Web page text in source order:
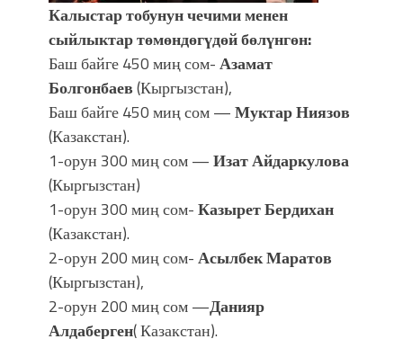
Калыстар тобунун чечими менен
сыйлыктар төмөндөгүдөй бөлүнгөн:
Баш байге 450 миң сом-Азамат
Болгонбаев(Кыргызстан),
Баш байге 450 миң сом —Муктар Ниязов
(Казакстан).
1-орун 300 миң сом —Изат Айдаркулова
(Кыргызстан)
1-орун 300 миң сом-Казырет Бердихан
(Казакстан).
2-орун 200 миң сом-Асылбек Маратов
(Кыргызстан),
2-орун 200 миң сом —Данияр
Алдаберген( Казакстан).